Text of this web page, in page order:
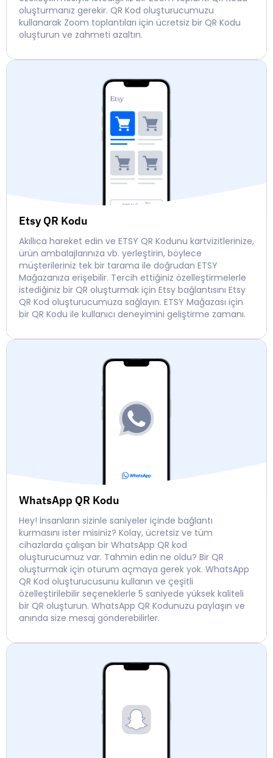
oluşturmanız gerekir. QR Kod oluşturucumuzu
kullanarak Zoom toplantıları için ücretsiz bir QR Kodu
oluşturun ve zahmeti azaltın.
Etsy QR Kodu
Akıllıca hareket edin ve ETSY QR Kodunu kartvizitlerinize,
ürün ambalajlarınıza vb. yerleştirin, böylece
müşterileriniz tek bir tarama ile doğrudan ETSY
Mağazanıza erişebilir. Tercih ettiğiniz özelleştirmelerle
istediğiniz bir QR oluşturmak için Etsy bağlantısını Etsy
QR Kod oluşturucumuza sağlayın. ETSY Mağazası için
bir QR Kodu ile kullanıcı deneyimini geliştirme zamanı.
WhatsApp QR Kodu
Hey! İnsanların sizinle saniyeler içinde bağlantı
kurmasını ister misiniz? Kolay, ücretsiz ve tüm
cihazlarda çalışan bir WhatsApp QR kod
oluşturucumuz var. Tahmin edin ne oldu? Bir QR
oluşturmak için oturum açmaya gerek yok. WhatsApp
QR Kod oluşturucusunu kullanın ve çeşitli
özelleştirilebilir seçeneklerle 5 saniyede yüksek kaliteli
bir QR oluşturun. WhatsApp QR Kodunuzu paylaşın ve
anında size mesaj gönderebilirler.